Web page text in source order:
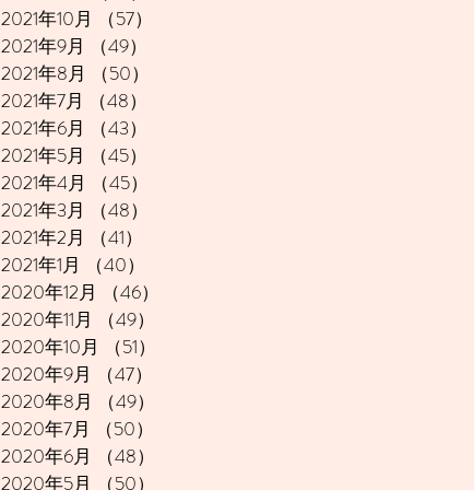
2021年10月
（57）
2021年9月
（49）
2021年8月
（50）
2021年7月
（48）
2021年6月
（43）
2021年5月
（45）
2021年4月
（45）
2021年3月
（48）
2021年2月
（41）
2021年1月
（40）
2020年12月
（46）
2020年11月
（49）
2020年10月
（51）
2020年9月
（47）
2020年8月
（49）
2020年7月
（50）
2020年6月
（48）
2020年5月
（50）